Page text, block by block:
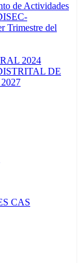
de Actividades
Trimestre del
2024
DE
CAS